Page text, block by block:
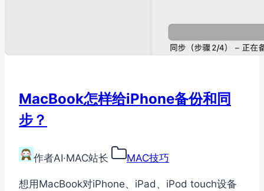
MacBook怎样给iPhone备份和同
步？
作者AI·MAC站长 MAC技巧
想用MacBook对iPhone、iPad、iPod touch设备